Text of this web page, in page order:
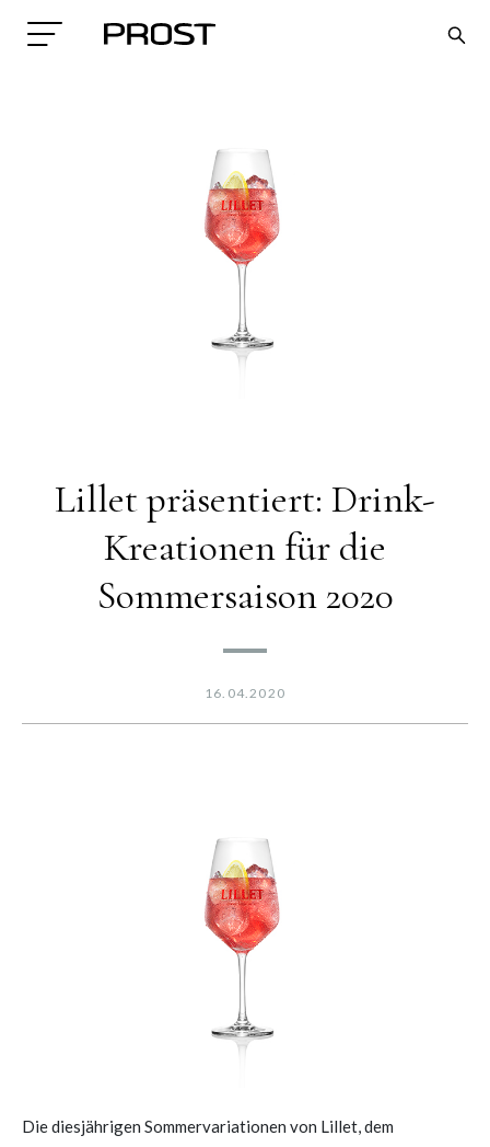
Lillet präsentiert: Drink-
Kreationen für die
Sommersaison 2020
16.04.2020
Die diesjährigen Sommervariationen von Lillet, dem